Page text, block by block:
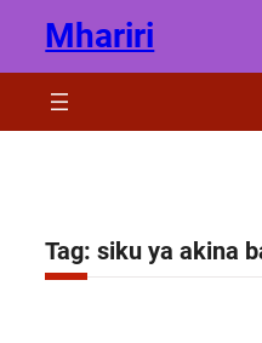
content
Mhariri
Tag:siku ya akina